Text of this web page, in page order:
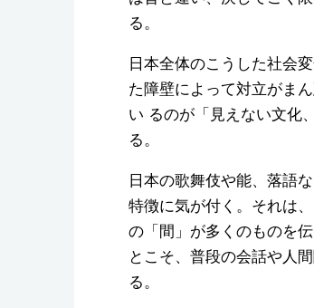
る。
日本全体のこうした社会
た障壁によって対立がま
い るのが「見えない文化
る。
日本の歌舞伎や能、落語
特徴に気が付く。それは
の「間」が多くのものを
とこそ、普段の会話や人
る。